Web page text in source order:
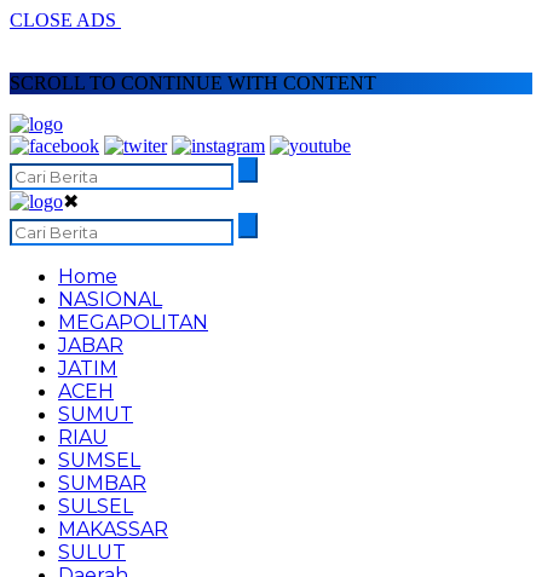
CLOSE ADS
SCROLL TO CONTINUE WITH CONTENT
✖
Home
NASIONAL
MEGAPOLITAN
JABAR
JATIM
ACEH
SUMUT
RIAU
SUMSEL
SUMBAR
SULSEL
MAKASSAR
SULUT